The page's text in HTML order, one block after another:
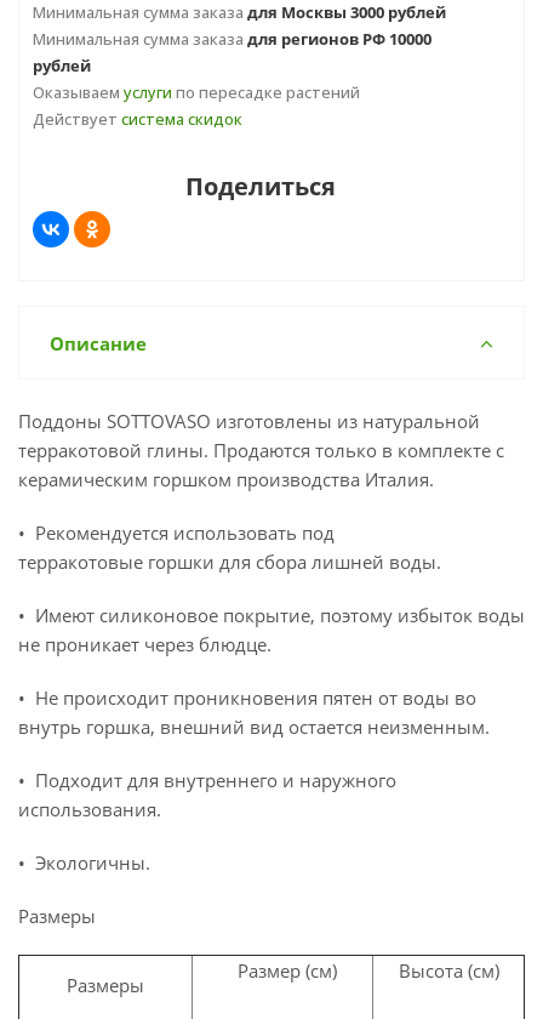
Минимальная сумма заказа для Москвы 3000 рублей
Минимальная сумма заказа для регионов РФ 10000
рублей
Оказываем услуги по пересадке растений
Действует система скидок
Поделиться
Описание
Поддоны SOTTOVASO изготовлены из натуральной
терракотовой глины. Продаются только в комплекте с
керамическим горшком производства Италия.
• Рекомендуется использовать под
терракотовые горшки для сбора лишней воды.
• Имеют силиконовое покрытие, поэтому избыток воды
не проникает через блюдце.
• Не происходит проникновения пятен от воды во
внутрь горшка, внешний вид остается неизменным.
• Подходит для внутреннего и наружного
использования.
• Экологичны.
Размеры
Размеры
Размер (см) Высота (см)